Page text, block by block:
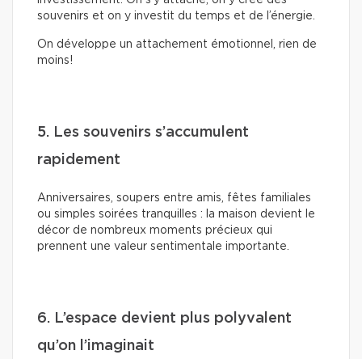
souvenirs et on y investit du temps et de l’énergie.
On développe un attachement émotionnel, rien de
moins!
5. Les souvenirs s’accumulent
rapidement
Anniversaires, soupers entre amis, fêtes familiales
ou simples soirées tranquilles : la maison devient le
décor de nombreux moments précieux qui
prennent une valeur sentimentale importante.
6. L’espace devient plus polyvalent
qu’on l’imaginait